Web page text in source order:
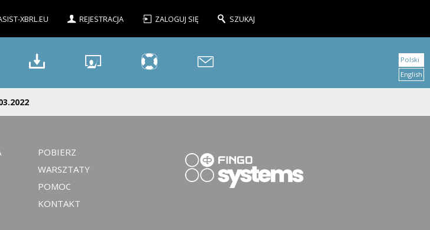
XBRL.EU REJESTRACJA ZALOGUJ SIĘ SZUKAJ
Polski
English
POBIERZ
WARSZTATY
POMOC
KONTAKT